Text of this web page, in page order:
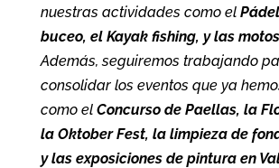
nuestras actividades como el
buceo, el Kayak fishing, y las
Además, seguiremos trabajando
consolidar los eventos que ya
como el Concurso de Paellas, la
la Oktober Fest, la limpieza de
y las exposiciones de pintura en